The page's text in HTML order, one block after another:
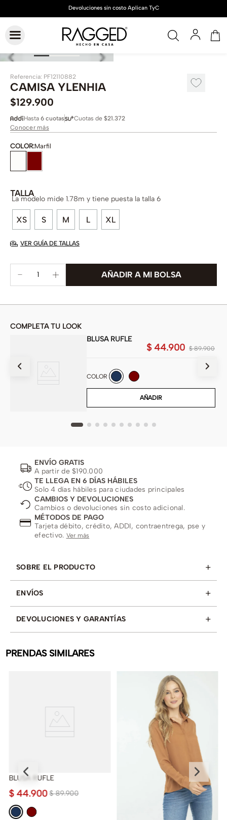
Referencia: PF12110882
CAMISA YLENHIA
$129.900
Hasta 6 cuotas Cuotas de $21.372
Conocer más
COLOR:Marfil
TALLA
XS S M L XL
La modelo mide 1.78m y tiene puesta la talla 6
VER GUÍA DE TALLAS
COMPLETA TU LOOK
BLUSA RUFLE
$ 89.900
$ 44.900
COLOR
AÑADIR
ENVÍO GRATIS
A partir de $190.000
TE LLEGA EN 6 DÍAS HÁBILES
Solo 4 días hábiles para ciudades principales
CAMBIOS Y DEVOLUCIONES
Cambios o devoluciones sin costo adicional.
MÉTODOS DE PAGO
Tarjeta débito, crédito, ADDI, contraentrega, pse y
efectivo. Ver más
SOBRE EL PRODUCTO +
ENVÍOS +
DEVOLUCIONES Y GARANTÍAS +
PRENDAS SIMILARES
BLUSA RUFLE
$ 89.900
$ 44.900